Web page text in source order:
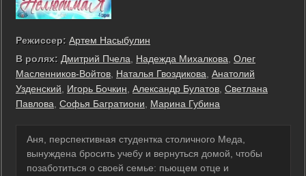
Режиссер: Артем Насыбулин
В ролях: Дмитрий Пчела Надежда Михалкова Олег
Масленников-Войтов Наталья Гвоздикова Анатолий
Узденский
Игорь Бочкин Александр Булатов Светлана
Павлова Софья Багратиони Марина Губина
Аня, перспективная студентка столичного Меда,
вынуждена бросить учебу и вернуться домой, чтобы
позаботиться о своей семье: пьющем отце и